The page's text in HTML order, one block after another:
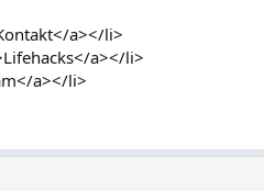
a></li>
a></li>
a></li>